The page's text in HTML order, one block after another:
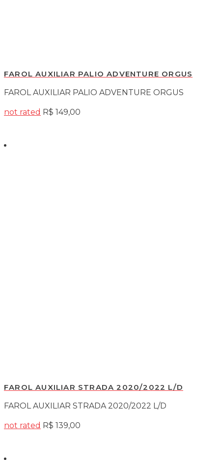
FAROL AUXILIAR PALIO ADVENTURE ORGUS
FAROL AUXILIAR PALIO ADVENTURE ORGUS
not rated R$ 149,00
FAROL AUXILIAR STRADA 2020/2022 L/D
FAROL AUXILIAR STRADA 2020/2022 L/D
not rated R$ 139,00